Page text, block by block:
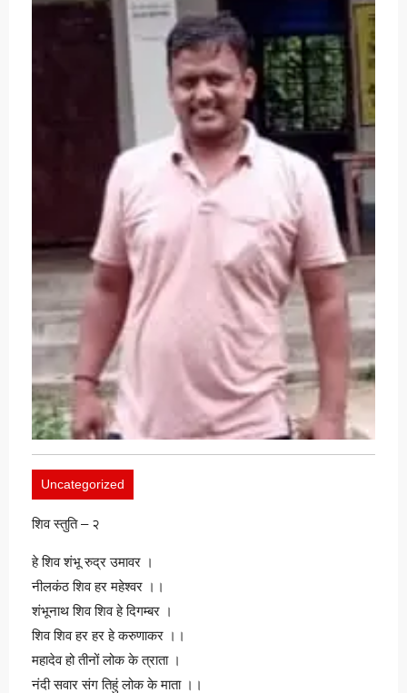
Uncategorized
शिव स्तुति – २
हे शिव शंभू रुद्र उमावर ।
नीलकंठ शिव हर महेश्वर ।।
शंभूनाथ शिव शिव हे दिगम्बर ।
शिव शिव हर हर हे करुणाकर ।।
महादेव हो तीनों लोक के त्राता ।
नंदी सवार संग तिहुं लोक के माता ।।